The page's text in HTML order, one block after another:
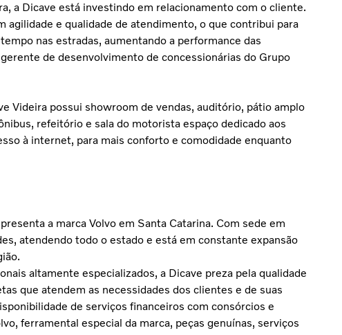
a Dicave está investindo em relacionamento com o cliente.
agilidade e qualidade de atendimento, o que contribui para
nas estradas, aumentando a performance das
de desenvolvimento de concessionárias do Grupo
Videira possui showroom de vendas, auditório, pátio amplo
refeitório e sala do motorista espaço dedicado aos
à internet, para mais conforto e comodidade enquanto
a marca Volvo em Santa Catarina. Com sede em
atendendo todo o estado e está em constante expansão
altamente especializados, a Dicave preza pela qualidade
que atendem as necessidades dos clientes e de suas
de serviços financeiros com consórcios e
ferramental especial da marca, peças genuínas, serviços